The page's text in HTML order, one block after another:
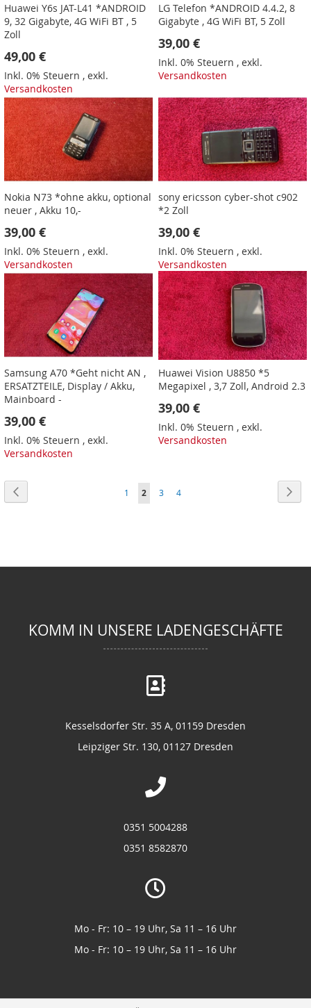
Huawei Y6s JAT-L41 *ANDROID
9, 32 Gigabyte, 4G WiFi BT , 5
Zoll
49,00 €
Inkl. 0% Steuern , exkl.
Versandkosten
LG Telefon *ANDROID 4.4.2, 8
Gigabyte , 4G WiFi BT, 5 Zoll
39,00 €
Inkl. 0% Steuern ,exkl.
Versandkosten
Nokia N73 *ohne akku, optional
neuer , Akku 10,-
39,00 €
Inkl. 0% Steuern , exkl.
Versandkosten
sony ericsson cyber-shot c902
*2 Zoll
39,00 €
Inkl. 0% Steuern ,exkl.
Versandkosten
Samsung A70 *Geht nicht AN ,
ERSATZTEILE, Display / Akku,
Mainboard -
39,00 €
Inkl. 0% Steuern , exkl.
Versandkosten
Huawei Vision U8850 *5
Megapixel , 3,7 Zoll, Android 2.3
39,00 €
Inkl. 0% Steuern ,exkl.
Versandkosten
Seite
Seite
1
Sie
2 Seite
3 Seite
4
KOMM IN UNSERE LADENGESCHÄFTE
Kesselsdorfer Str. 35 A, 01159 Dresden
Leipziger Str. 130, 01127 Dresden
0351 5004288
0351 8582870
Mo - Fr: 10 – 19 Uhr, Sa 11 – 16 Uhr
Mo - Fr: 10 – 19 Uhr, Sa 11 – 16 Uhr